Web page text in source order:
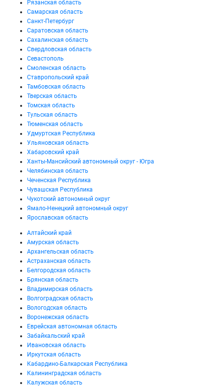
Рязанская область
Самарская область
Санкт-Петербург
Саратовская область
Сахалинская область
Свердловская область
Севастополь
Смоленская область
Ставропольский край
Тамбовская область
Тверская область
Томская область
Тульская область
Тюменская область
Удмуртская Республика
Ульяновская область
Хабаровский край
Ханты-Мансийский автономный округ - Югра
Челябинская область
Чеченская Республика
Чувашская Республика
Чукотский автономный округ
Ямало-Ненецкий автономный округ
Ярославская область
Алтайский край
Амурская область
Архангельская область
Астраханская область
Белгородская область
Брянская область
Владимирская область
Волгоградская область
Вологодская область
Воронежская область
Еврейская автономная область
Забайкальский край
Ивановская область
Иркутская область
Кабардино-Балкарская Республика
Калининградская область
Калужская область